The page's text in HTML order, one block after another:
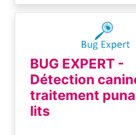
guêpes, mouches, mite,
cafards, fourmis, punaises
Xylophages : termites,
Déplacements rapides dans
Diagnostics et devis gratuits
Faites confiance à AB-
lutte raisonnée et durable
nuisibles.
BUG EXPERT -
Détection
traitement
lits